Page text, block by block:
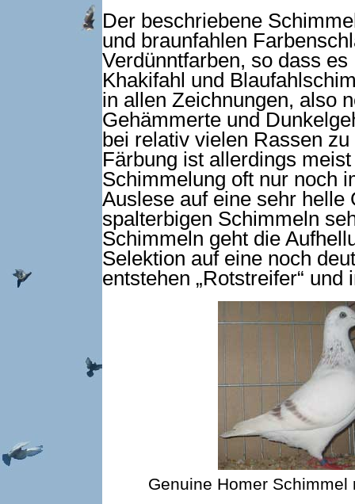
Der beschriebene
und braunfahlen
Verdünntfarben, so dass
Khakifahl und
in allen Zeichnungen, also
Gehämmerte und
bei relativ vielen Rassen
Färbung ist allerdings
Schimmelung oft nur noch
Auslese auf eine sehr helle
spalterbigen Schimmeln
Schimmeln geht die
Selektion auf eine noch
entstehen „Rotstreifer“
Genuine Homer